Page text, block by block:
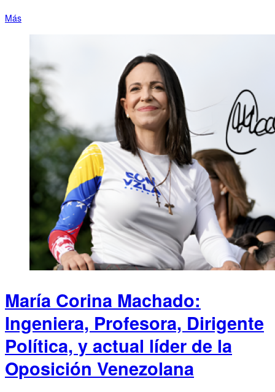
Más
María Corina Machado:
Ingeniera, Profesora, Dirigente
Política, y actual líder de la
Oposición Venezolana